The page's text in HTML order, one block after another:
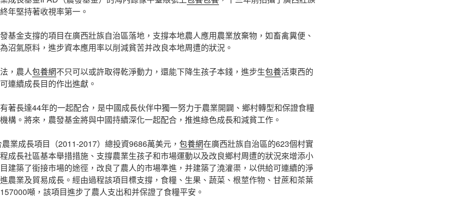
年堅持著收視率第一。
基金支撐的項目在廣西壯族自治區落地，支撐本地農人應用農業放棄物，如畜禽糞便、
沼氣原料，進步資本應用率以削減貧苦并改良本地周遭的狀況。
，農人包養網不只可以或許取得乾淨動力，還能下降生孩子本錢，進步生包養活東西的
連續成長目的作出進獻。
著長達44年的一起配合，是中國成長伙伴中獨一努力于農業開闢、鄉村轉型和保證食糧
構。將來，農發基金將與中國持續深化一起配合，推進綠色成長和減貧工作。
業成長項目（2011-2017）總投資9686萬美元， 包養網在廣西壯族自治區的623個村實
成長社區基本舉措措施、支撐農業生孩子和市場運動以及改良鄉村周遭的狀況來增添小
建築了銜接市場的途徑，改良了農人的市場準進，并建築了澆灌渠，以供給可連續的淨
農業及貿易成長。經由過程該項目標支撐，食糧、生果、蔬菜、根莖作物、甘蔗和茶葉
噸，該項目進步了農人支出和并保證了食糧平安。